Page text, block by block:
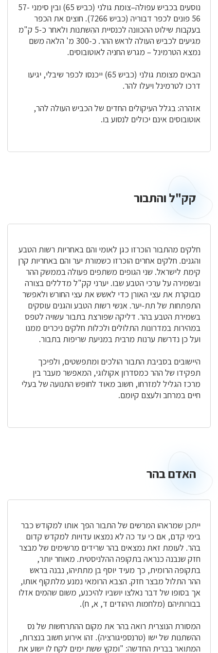
נוסעים בכביש עפולה–צומת גולני (כביש 65) ובין סימני 57-
56 פונים לכפר דבוריה (כביש 7266). חוצים את הכפר
בעקבות שילוט ההכוונה לכנסיית ההִשתנות ולאחר כ-5 ק"מ
מגיעים לכביש העולה לראש ההר. כ-300 מ' הלאה משם
נמצא הטרמינל – מגרש החניה לאוטובוסים.
הבאים מצומת גולני (כביש 65) ייכנסו לכפר שיבלי, יגיעו
דרכו לטרמינל ויעלו להר.
אזהרה: בגלל העיקולים החדים של הכביש העולה להר,
אוטובוסים אינם יכולים לנסוע בו.
קק"ל
והתבור
קק"ל והתבור
חלקים מהתבור הוכרזו כגן לאומי והם באחריות רשות הטבע
והגנים. חלקים אחרים הוכרזו כשמורת יער והם באחריות קרן
קימת לישראל. שני הגופים משתפים פעולה בממשק ההר
ובשמירה על ערכי הטבע שבו. יערני קק"ל מדללים בצורה
מבוקרת את עצי האורן כדי לאשש את עצי החורש ולאפשר
התפתחות של תת-יער. אנשי רשות הטבע והגנים עוסקים
בשמירת הטבע בהר. דליקה שפורצת בתבור עשויה לטפס
במהירות במדרונות התלולים ולכלות חלקים ניכרים ממנו
ועל כן נדרשת ערנות מרבית במניעת שריפות בתבור.
היישובים בסביבת התבור הולכים ומתפשטים, ולפיכך
תפקידו של ההר כמסדרון אקולוגי, המאפשר מעבר בין
מרכז הגליל למזרחו, חשוב מאוד לחופש התנועה של בעלי
חיים במרחב ולעצם קיומם.
האדםהאדם בהר
ייתכן שמראהו המרשים של התבור הפך אותו למקודש כבר
בימי קדם, אם כי עד כה לא נמצאו עדויות למקדש קדום
בהר. לעומת זאת נמצאים בהר שרידים מרשימים של מבצר
חזק שנבנה כנראה בתקופה ההלניסטית. מאוחר יותר,
בתקופה הרומית, כך מעיד יוסף בן מתתיהו, נבנה בראש
ההר התלול מבצר חזק. הצבא הרומאי נמנע מלתקוף אותו,
אך בסופו של דבר נאלצו יושביו להיכנע, משום שהמים אזלו
בבורותיהם (מלחמות היהודים ד, א, ח).
המסורת הנוצרית רואה בהר את מקום ההתרחשות של נס
ההשתנות של ישו (טרנספיגורציה). זהו אירוע חשוב בנצרות,
המתואר בברית החדשה: "ומקץ ששת ימים לקח לו ישוע את